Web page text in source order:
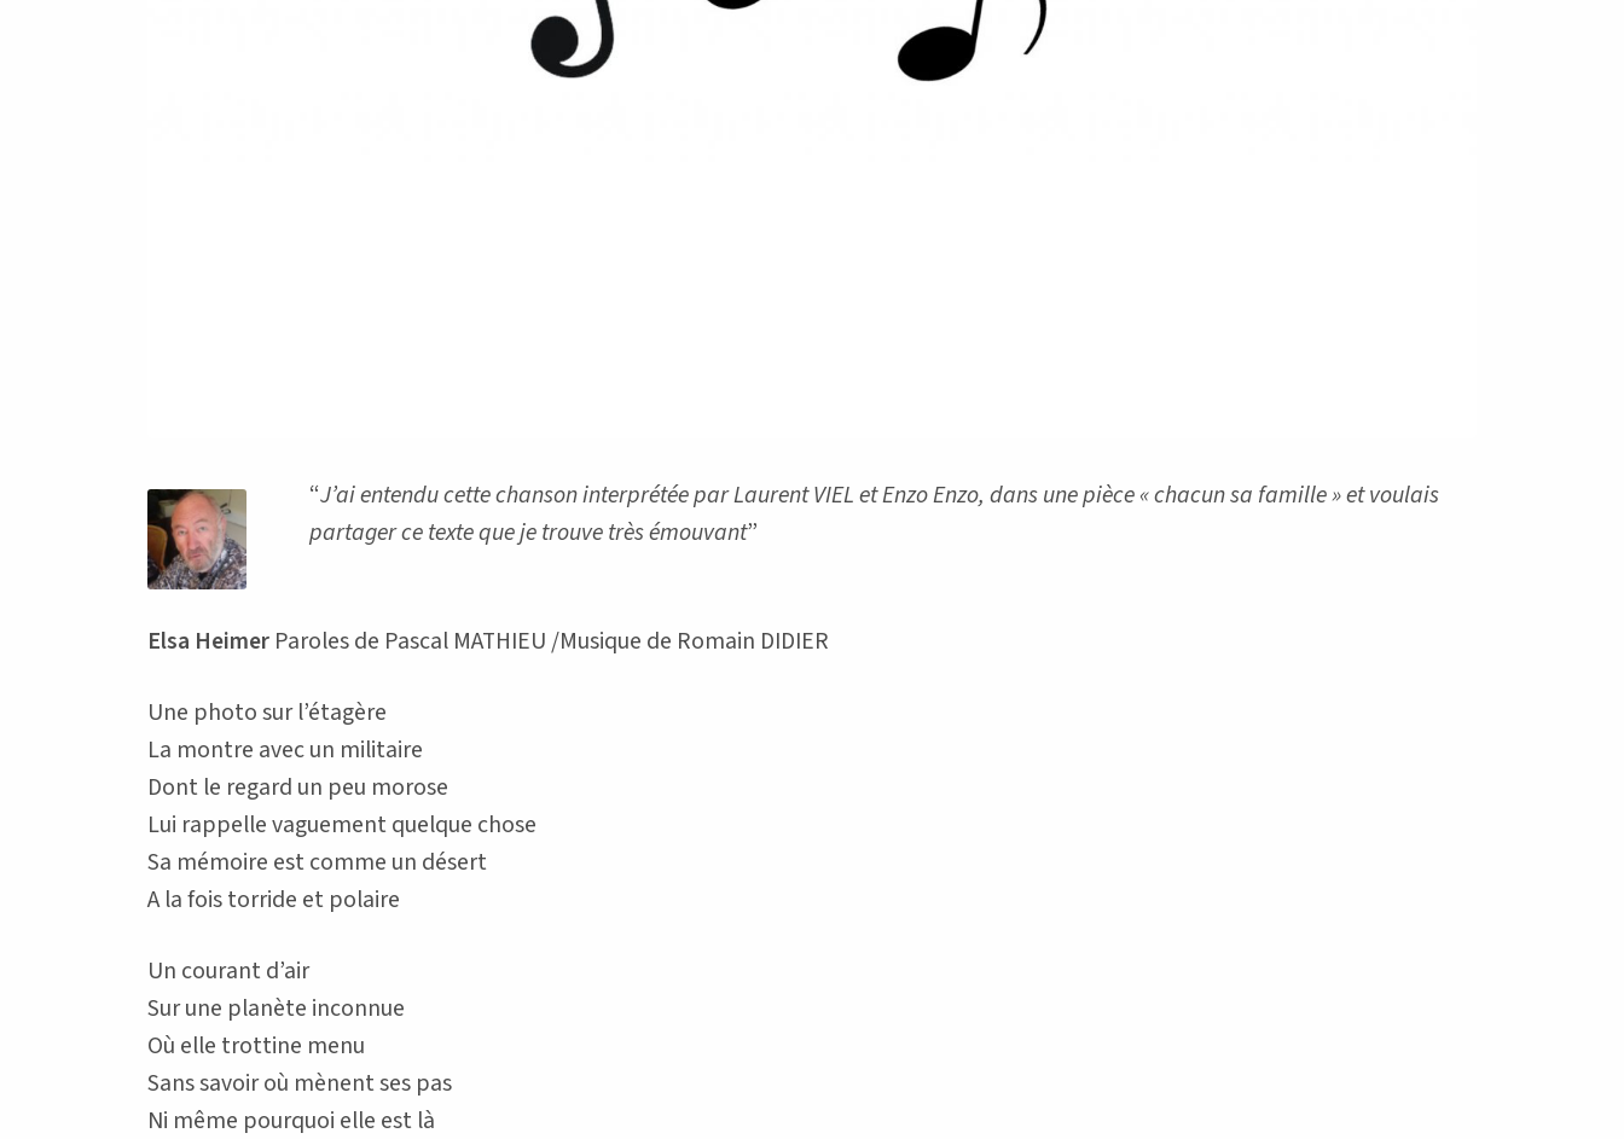
“J’ai entendu cette chanson interprétée par Laurent VIEL et Enzo Enzo, dans une pièce « chacun sa famille » et voulais
partager ce texte que je trouve très émouvant”
Elsa Heimer Paroles de Pascal MATHIEU /Musique de Romain DIDIER
Une photo sur l’étagère
La montre avec un militaire
Dont le regard un peu morose
Lui rappelle vaguement quelque chose
Sa mémoire est comme un désert
A la fois torride et polaire
Un courant d’air
Sur une planète inconnue
Où elle trottine menu
Sans savoir où mènent ses pas
Ni même pourquoi elle est là